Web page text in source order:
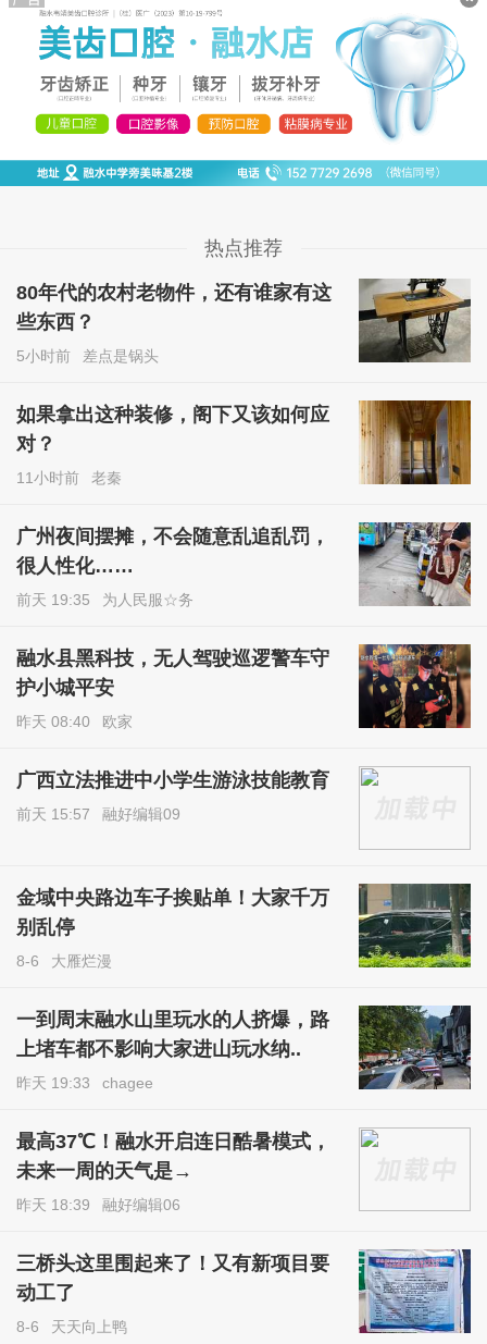
热点推荐
80年代的农村老物件，还有谁家有这
些东西？
5小时前 差点是锅头
如果拿出这种装修，阁下又该如何应
对？
11小时前 老秦
广州夜间摆摊，不会随意乱追乱罚，
很人性化……
前天 19:35 为人民服☆务
融水县黑科技，无人驾驶巡逻警车守
护小城平安
昨天 08:40 欧家
广西立法推进中小学生游泳技能教育
前天 15:57 融好编辑09
金域中央路边车子挨贴单！大家千万
别乱停
8-6 大雁烂漫
一到周末融水山里玩水的人挤爆，路
上堵车都不影响大家进山玩水纳..
昨天 19:33 chagee
最高37℃！融水开启连日酷暑模式，
未来一周的天气是→
昨天 18:39 融好编辑06
三桥头这里围起来了！又有新项目要
动工了
8-6 天天向上鸭